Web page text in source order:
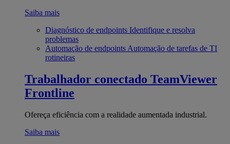
Saiba mais
Diagnóstico de endpoints Identifique e resolva
problemas
Automação de endpoints Automação de tarefas de TI
rotineiras
Trabalhador conectado TeamViewer
Frontline
Ofereça eficiência com a realidade aumentada industrial.
Saiba mais